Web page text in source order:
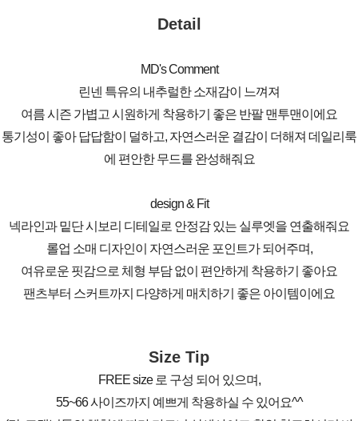
Detail
MD's Comment
린넨 특유의 내추럴한 소재감이 느껴져
여름 시즌 가볍고 시원하게 착용하기 좋은 반팔 맨투맨이에요
통기성이 좋아 답답함이 덜하고, 자연스러운 결감이 더해져 데일리룩
에 편안한 무드를 완성해줘요
design & Fit
넥라인과 밑단 시보리 디테일로 안정감 있는 실루엣을 연출해줘요
롤업 소매 디자인이 자연스러운 포인트가 되어주며,
여유로운 핏감으로 체형 부담 없이 편안하게 착용하기 좋아요
팬츠부터 스커트까지 다양하게 매치하기 좋은 아이템이에요
Size Tip
FREE size 로 구성 되어 있으며,
55~66 사이즈까지 예쁘게 착용하실 수 있어요^^